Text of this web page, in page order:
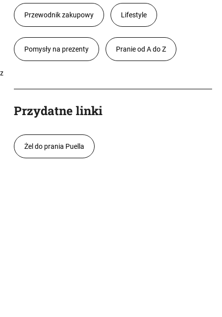
Przewodnik zakupowy Lifestyle
Pomysły na prezenty Pranie od A do Z
Przydatne linki
Żel do prania Puella